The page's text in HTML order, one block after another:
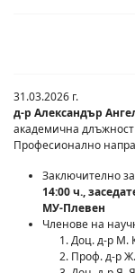
31.03.2026 г.
д-р Александър
академична
Професионално
Заключително
14:00 ч.,
МУ-Плевен
Членове на
Доц. д-р М.
Проф. д-р